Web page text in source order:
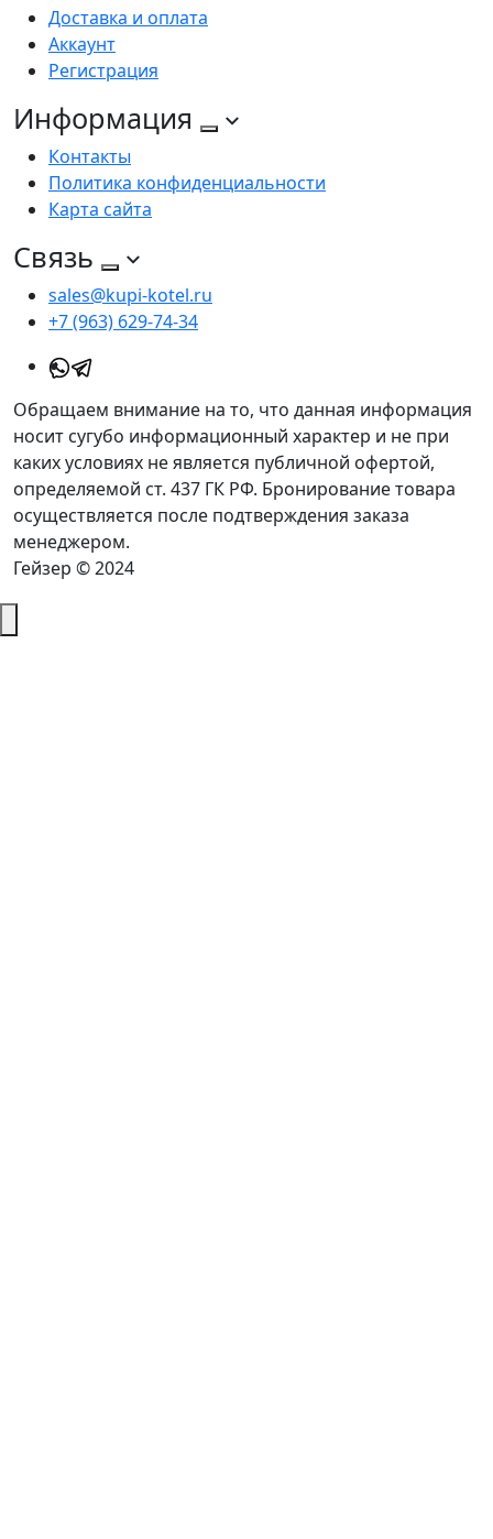
Доставка и оплата
Аккаунт
Регистрация
Информация
Контакты
Политика конфиденциальности
Карта сайта
Связь
sales@kupi-kotel.ru
+7 (963) 629-74-34
Обращаем внимание на то, что данная информация
носит сугубо информационный характер и не при
каких условиях не является публичной офертой,
определяемой ст. 437 ГК РФ. Бронирование товара
осуществляется после подтверждения заказа
менеджером.
Гейзер © 2024